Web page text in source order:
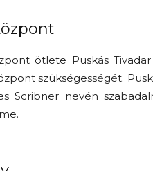
ötlete Puskás
szükségességét.
Scribner nevén